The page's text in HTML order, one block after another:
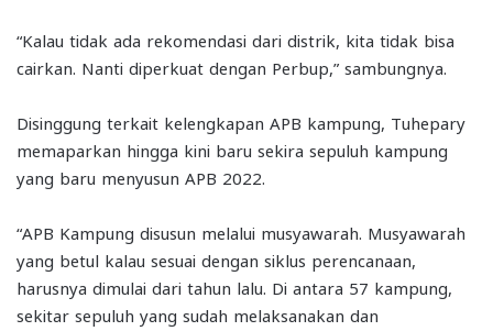
“Kalau tidak ada rekomendasi dari distrik, kita tidak bisa
cairkan. Nanti diperkuat dengan Perbup,” sambungnya.
Disinggung terkait kelengkapan APB kampung, Tuhepary
memaparkan hingga kini baru sekira sepuluh kampung
yang baru menyusun APB 2022.
“APB Kampung disusun melalui musyawarah. Musyawarah
yang betul kalau sesuai dengan siklus perencanaan,
harusnya dimulai dari tahun lalu. Di antara 57 kampung,
sekitar sepuluh yang sudah melaksanakan dan